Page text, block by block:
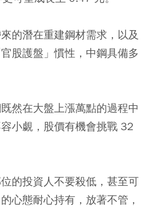
的潛在重建鋼材需求，以及
股護盤」慣性，中鋼具備多
然在大盤上漲萬點的過程中
小覷，股價有機會挑戰 32
的投資人不要殺低，甚至可
心態耐心持有，放著不管，